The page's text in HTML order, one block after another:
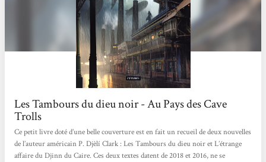
Les Tambours du dieu noir - Au Pays des Cave
Trolls
Ce petit livre doté d’une belle couverture est en fait un recueil de deux nouvelles
de l’auteur américain P. Djèlí Clark : Les Tambours du dieu noir et L’étrange
affaire du Djinn du Caire. Ces deux textes datent de 2018 et 2016, ne se